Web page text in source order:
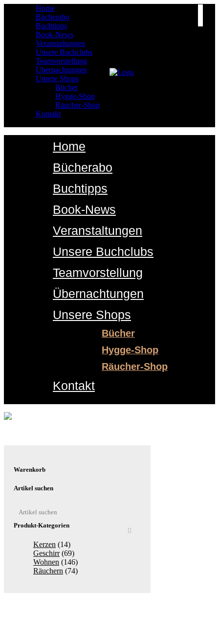
Home
Bücherabo
Buchtipps
Book-News
Veranstaltungen
Unsere Buchclubs
Teamvorstellung
Übernachtungen
Unsere Shops
Bücher
Hygge-Shop
Räucher-Shop
Kontakt
Home
Bücherabo
Buchtipps
Book-News
Veranstaltungen
Unsere Buchclubs
Teamvorstellung
Übernachtungen
Unsere Shops
Bücher
Hygge-Shop
Räucher-Shop
Kontakt
Warenkorb
Artikel suchen
Produkt-Kategorien
Kerzen (14)
Geschirr (69)
Wohnen (146)
Räuchern (74)